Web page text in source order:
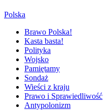
Polska
Brawo Polska!
Kasta basta!
Polityka
Wojsko
Pamiętamy
Sondaż
Wieści z kraju
Prawo i Sprawiedliwość
Antypolonizm